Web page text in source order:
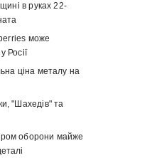
в руках 22-
може
Росії
ціна металу на
"Шахедів" та
оборони майже